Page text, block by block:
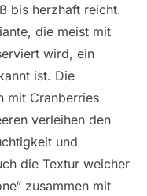
bis herzhaft reicht.
die meist mit
wird, ein
ist. Die
mit Cranberries
verleihen den
und
die Textur weicher
zusammen mit